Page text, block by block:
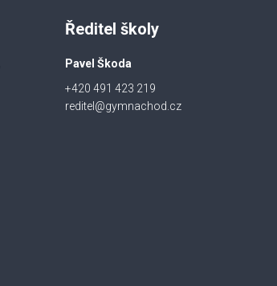
Ředitel školy
Pavel Škoda
+420 491 423 219
reditel@gymnachod.cz